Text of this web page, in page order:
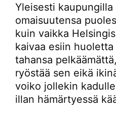
Yleisesti
omaisuutensa
kuin vaikka
kaivaa esiin huoletta
tahansa
ryöstää sen eikä
voiko jollekin
illan hämärtyessä